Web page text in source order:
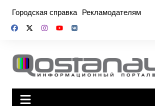
содержимому
Городская справка Рекламодателям